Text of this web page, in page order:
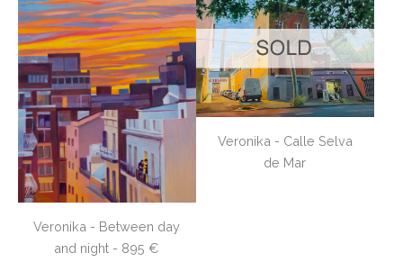
Veronika - Between day
and night - 895 €
Veronika - Calle Selva
de Mar